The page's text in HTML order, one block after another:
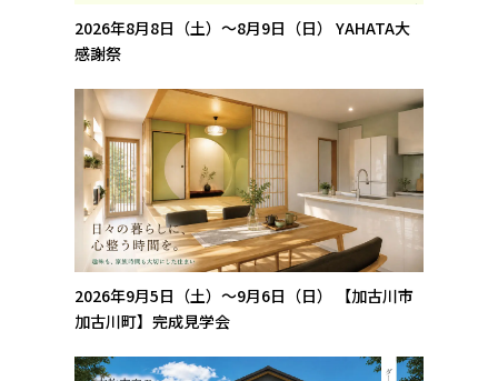
2026年8月8日（土）～8月9日（日） YAHATA大
感謝祭
2026年9月5日（土）～9月6日（日）
【加古川市
加古川町】完成見学会